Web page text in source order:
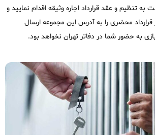
تنظیم و عقد قرارداد اجاره وثیقه اقدام نمایید و
محضری را به آدرس این مجموعه ارسال
به حضور شما در دفاتر تهران نخواهد بود.